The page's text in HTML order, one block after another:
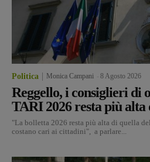
Politica Monica Campani 8 Agosto 2026
Reggello, i consiglieri di
TARI 2026 resta più alta
"La bolletta 2026 resta più alta di quella
costano cari ai cittadini", a parlare...